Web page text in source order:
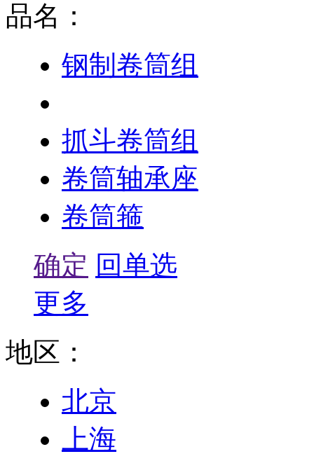
品名：
钢制卷筒组
抓斗卷筒组
卷筒轴承座
卷筒箍
确定 回单选
更多
地区：
北京
上海